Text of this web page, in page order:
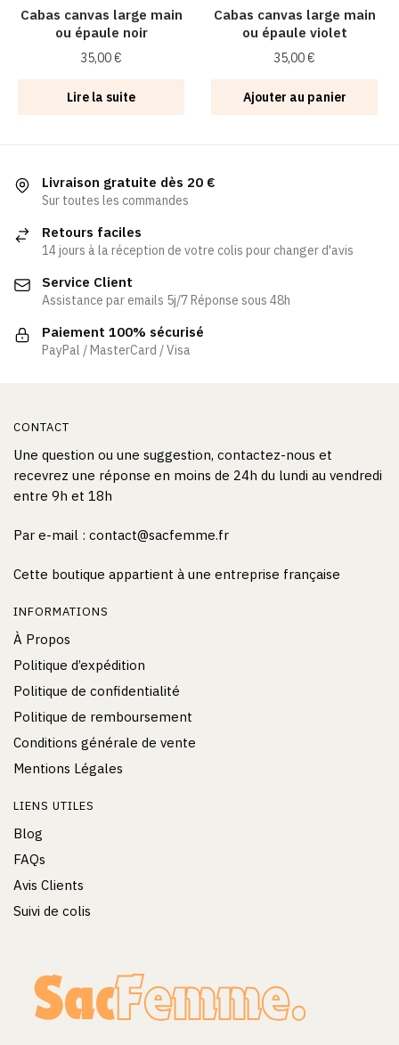
la
page
du
produit
Cabas canvas large main
ou épaule noir
35,00€
Lire la suite
Cabas canvas large main
ou épaule violet
35,00€
Ajouter au panier
Livraison gratuite dès 20 €
Sur toutes les commandes
Retours faciles
14 jours à la réception de votre colis pour changer d'avis
Service Client
Assistance par emails 5j/7 Réponse sous 48h
Paiement 100% sécurisé
PayPal / MasterCard / Visa
CONTACT
Une question ou une suggestion, contactez-nous et
recevrez une réponse en moins de 24h du lundi au vendredi
entre 9h et 18h
Par e-mail : contact@sacfemme.fr
Cette boutique appartient à une entreprise française
INFORMATIONS
À Propos
Politique d’expédition
Politique de confidentialité
Politique de remboursement
Conditions générale de vente
Mentions Légales
LIENS UTILES
Blog
FAQs
Avis Clients
Suivi de colis